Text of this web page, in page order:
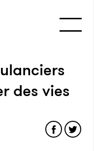
des vies